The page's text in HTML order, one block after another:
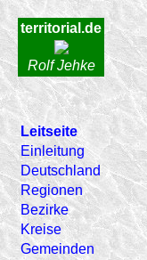
territorial.de
Rolf Jehke
Leitseite
Einleitung
Deutschland
Regionen
Bezirke
Kreise
Gemeinden